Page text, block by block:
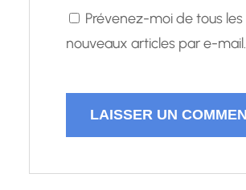
Prévenez-moi de tous les
nouveaux articles par e-mail.